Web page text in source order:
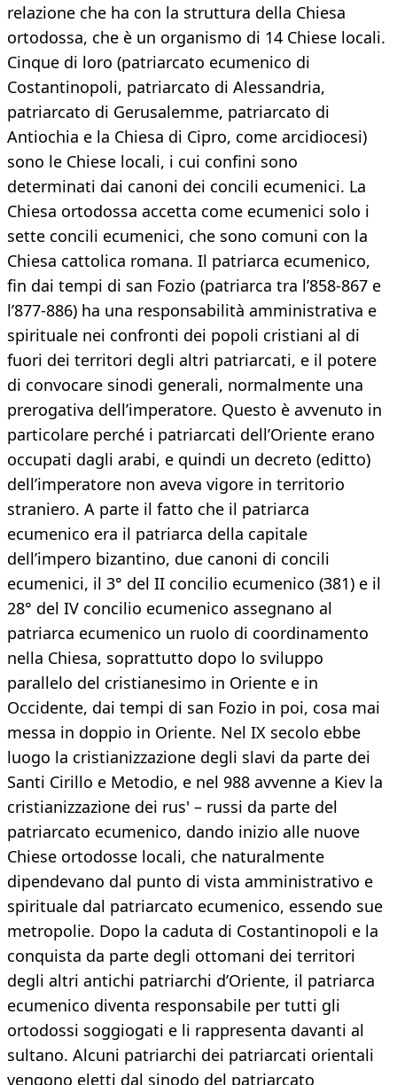
relazione che ha con la struttura della Chiesa
ortodossa, che è un organismo di 14 Chiese locali.
Cinque di loro (patriarcato ecumenico di
Costantinopoli, patriarcato di Alessandria,
patriarcato di Gerusalemme, patriarcato di
Antiochia e la Chiesa di Cipro, come arcidiocesi)
sono le Chiese locali, i cui confini sono
determinati dai canoni dei concili ecumenici. La
Chiesa ortodossa accetta come ecumenici solo i
sette concili ecumenici, che sono comuni con la
Chiesa cattolica romana. Il patriarca ecumenico,
fin dai tempi di san Fozio (patriarca tra l’858-867 e
l’877-886) ha una responsabilità amministrativa e
spirituale nei confronti dei popoli cristiani al di
fuori dei territori degli altri patriarcati, e il potere
di convocare sinodi generali, normalmente una
prerogativa dell’imperatore. Questo è avvenuto in
particolare perché i patriarcati dell’Oriente erano
occupati dagli arabi, e quindi un decreto (editto)
dell’imperatore non aveva vigore in territorio
straniero. A parte il fatto che il patriarca
ecumenico era il patriarca della capitale
dell’impero bizantino, due canoni di concili
ecumenici, il 3° del II concilio ecumenico (381) e il
28° del IV concilio ecumenico assegnano al
patriarca ecumenico un ruolo di coordinamento
nella Chiesa, soprattutto dopo lo sviluppo
parallelo del cristianesimo in Oriente e in
Occidente, dai tempi di san Fozio in poi, cosa mai
messa in doppio in Oriente. Nel IX secolo ebbe
luogo la cristianizzazione degli slavi da parte dei
Santi Cirillo e Metodio, e nel 988 avvenne a Kiev la
cristianizzazione dei rus' – russi da parte del
patriarcato ecumenico, dando inizio alle nuove
Chiese ortodosse locali, che naturalmente
dipendevano dal punto di vista amministrativo e
spirituale dal patriarcato ecumenico, essendo sue
metropolie. Dopo la caduta di Costantinopoli e la
conquista da parte degli ottomani dei territori
degli altri antichi patriarchi d’Oriente, il patriarca
ecumenico diventa responsabile per tutti gli
ortodossi soggiogati e li rappresenta davanti al
sultano. Alcuni patriarchi dei patriarcati orientali
vengono eletti dal sinodo del patriarcato